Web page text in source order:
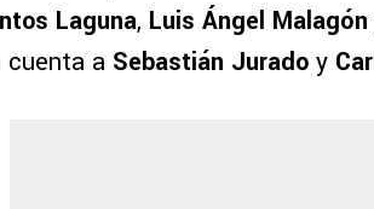
Laguna, Luis Ángel Malagón
cuenta a Sebastián Jurado y